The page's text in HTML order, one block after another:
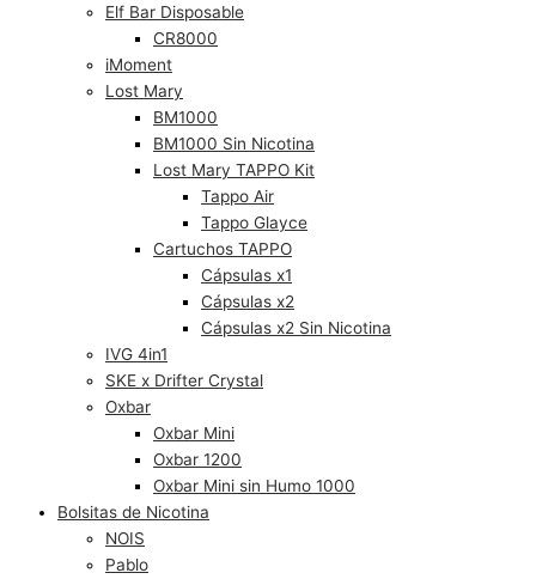
Elf Bar Disposable
CR8000
iMoment
Lost Mary
BM1000
BM1000 Sin Nicotina
Lost Mary TAPPO Kit
Tappo Air
Tappo Glayce
Cartuchos TAPPO
Cápsulas x1
Cápsulas x2
Cápsulas x2 Sin Nicotina
IVG 4in1
SKE x Drifter Crystal
Oxbar
Oxbar Mini
Oxbar 1200
Oxbar Mini sin Humo 1000
Bolsitas de Nicotina
NOIS
Pablo